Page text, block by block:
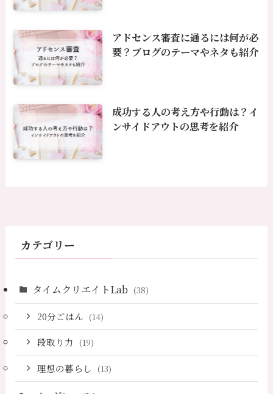
アドセンス審査に通るには何が必
要？ブログのテーマやネタも紹介
成功する人の考え方や行動は？イ
ンサイドアウトの思考を紹介
カテゴリー
タイムクリエイトLab (38)
20分ごはん (14)
段取り力 (19)
理想の暮らし (13)